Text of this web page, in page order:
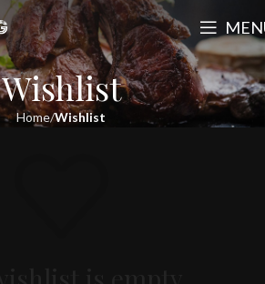
Wishlist
Home Wishlist